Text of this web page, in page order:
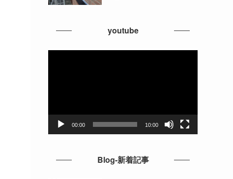
youtube
00:00 10:00
Blog-新着記事